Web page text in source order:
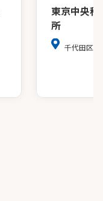
東京中央
所
千代田区麹